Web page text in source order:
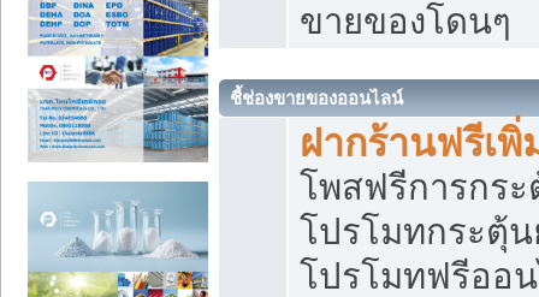
ขายของโดนๆ
ชี้ช่องขายของออนไลน์
ฝากร้านฟรีเ
โพสฟรีการกร
โปรโมทกระตุ้
โปรโมทฟรีออ